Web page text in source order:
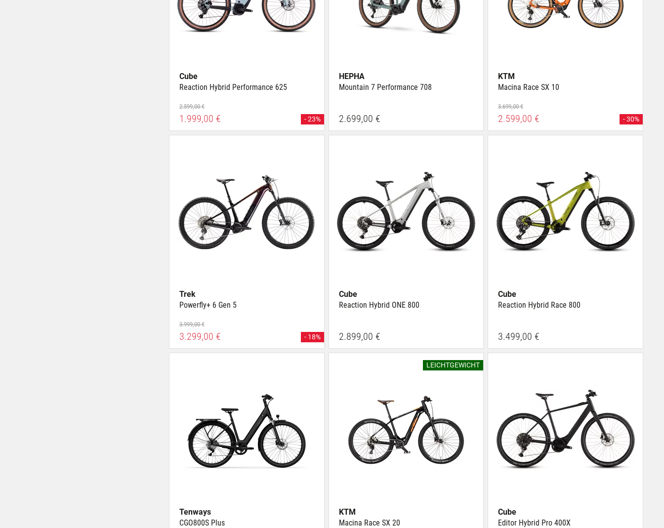
Cube
Reaction Hybrid Performance 625
2.599,00 €
1.999,00 € - 23%
HEPHA
Mountain 7 Performance 708
2.699,00 €
KTM
Macina Race SX 10
3.699,00 €
2.599,00 € - 30%
Trek
Powerfly+ 6 Gen 5
3.999,00 €
3.299,00 € - 18%
Cube
Reaction Hybrid ONE 800
2.899,00 €
Cube
Reaction Hybrid Race 800
3.499,00 €
Tenways
CGO800S Plus
LEICHTGEWICHT
KTM
Macina Race SX 20
Cube
Editor Hybrid Pro 400X